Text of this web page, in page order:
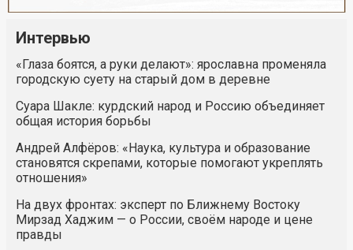
Интервью
«Глаза боятся, а руки делают»: ярославна променяла
городскую суету на старый дом в деревне
Суара Шакле: курдский народ и Россию объединяет
общая история борьбы
Андрей Алфёров: «Наука, культура и образование
становятся скрепами, которые помогают укреплять
отношения»
На двух фронтах: эксперт по Ближнему Востоку
Мирзад Хаджим — о России, своём народе и цене
правды